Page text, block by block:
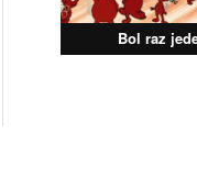
Bol raz